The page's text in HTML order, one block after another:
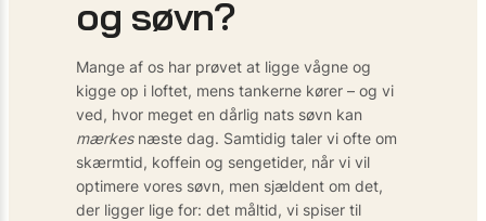
og søvn?
Mange af os har prøvet at ligge vågne og
kigge op i loftet, mens tankerne kører – og vi
ved, hvor meget en dårlig nats søvn kan
mærkesnæste dag. Samtidig taler vi ofte om
skærmtid, koffein og sengetider, når vi vil
optimere vores søvn, men sjældent om det,
der ligger lige for: det måltid, vi spiser til